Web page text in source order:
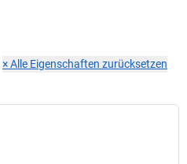
×Alle Eigenschaften zurücksetzen